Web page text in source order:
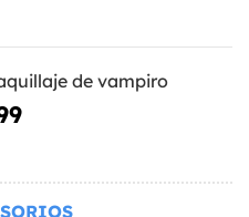
de vampiro